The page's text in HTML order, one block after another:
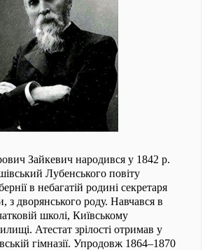
Зайкевич народився у 1842 р.
Лубенського повіту
в небагатій родині секретаря
з дворянського роду. Навчався в
школі, Київському
Атестат зрілості отримав у
гімназії. Упродовж 1864–1870